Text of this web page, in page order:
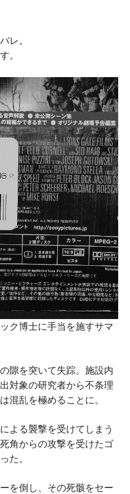
レ。
。
ク博士に手当を施すサマ
隙を突いて失踪。施設内
対象の研究者から不条理
混乱を極めることに。
よる襲撃を受けてしまう
角からの攻撃を受けたゴ
た。
を倒し、その死骸をセー